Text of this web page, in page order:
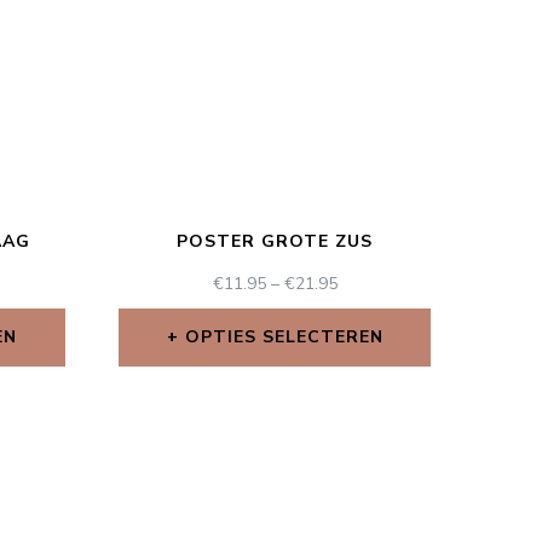
POSTER GROTE ZUS
€11.95– €21.95
OPTIES SELECTEREN